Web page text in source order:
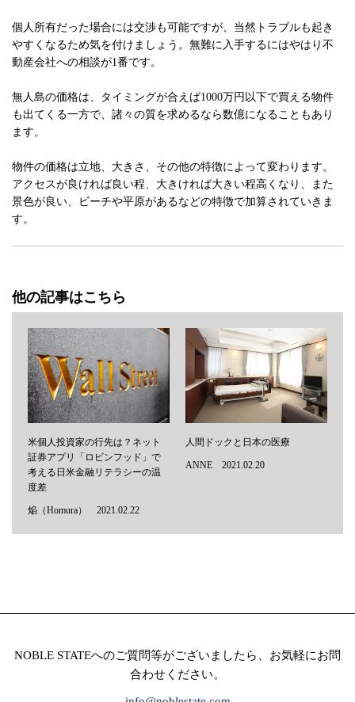
個人所有だった場合には交渉も可能ですが、当然トラブルも起き
やすくなるため気を付けましょう。無難に入手するにはやはり不
動産会社への相談が1番です。
無人島の価格は、タイミングが合えば1000万円以下で買える物件
も出てくる一方で、諸々の質を求めるなら数億になることもあり
ます。
物件の価格は立地、大きさ、その他の特徴によって変わります。
アクセスが良ければ良い程、大きければ大きい程高くなり、また
景色が良い、ビーチや平原があるなどの特徴で加算されていきま
す。
他の記事はこちら
米個人投資家の行先は？ネット
証券アプリ「ロビンフッド」で
考える日米金融リテラシーの温
度差
焔（Homura） 2021.02.22
人間ドックと日本の医療
ANNE 2021.02.20
NOBLE STATEへのご質問等がございましたら、お気軽にお問
合わせください。